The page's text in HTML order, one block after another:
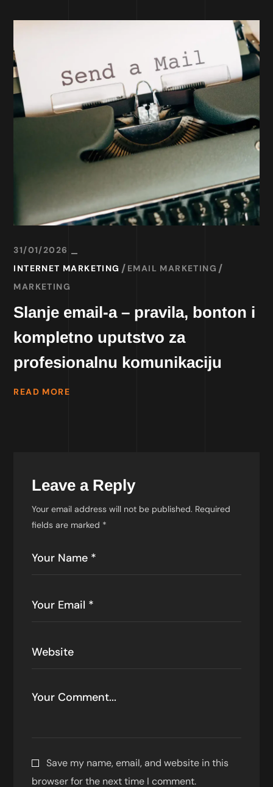
31/01/2026
INTERNET MARKETING
EMAIL MARKETING
MARKETING
Slanje email-a – pravila, bonton i
kompletno uputstvo za
profesionalnu komunikaciju
READ MORE
Leave a Reply
Your email address will not be published. Required
fields are marked *
Save my name, email, and website in this
browser for the next time I comment.